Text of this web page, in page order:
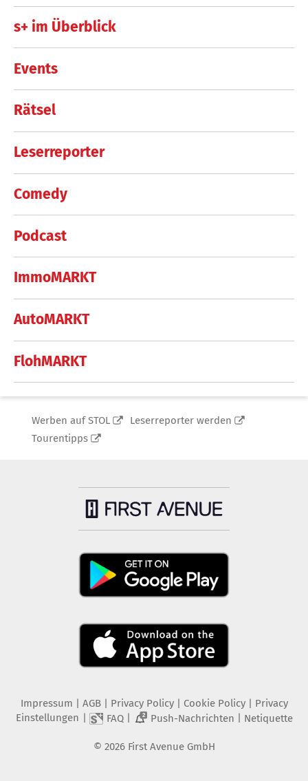
s+ im Überblick
Events
Rätsel
Leserreporter
Comedy
Podcast
ImmoMARKT
AutoMARKT
FlohMARKT
Werben auf STOL
Leserreporter werden
Tourentipps
Impressum AGB Privacy Policy| Cookie Policy| Privacy
Einstellungen
FAQ| 2 Push-Nachrichten Netiquette
© 2026 First Avenue GmbH